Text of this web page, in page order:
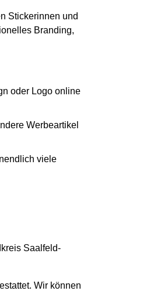
Stickerinnen und
Branding,
oder Logo online
Werbeartikel
viele
Saalfeld-
Wir können